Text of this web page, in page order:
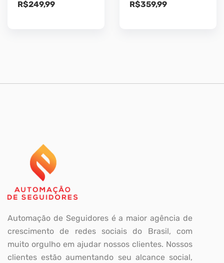
R$249,99 R$359,99
Automação de Seguidores é a maior agência de
crescimento de redes sociais do Brasil, com
muito orgulho em ajudar nossos clientes. Nossos
clientes estão aumentando seu alcance social,